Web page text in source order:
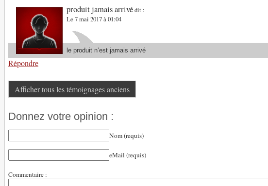
produit jamais arrivédit :
Le 7 mai 2017 à 01:04
le produit n’est jamais arrivé
Répondre
Afficher tous les témoignages anciens
Donnez votre opinion :
Nom (requis)
eMail (requis)
Commentaire :